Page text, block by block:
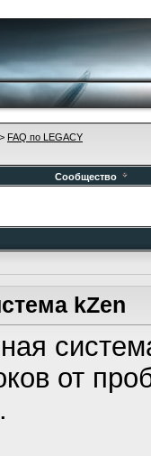
> FAQ по LEGACY
Сообщество
kZen
от